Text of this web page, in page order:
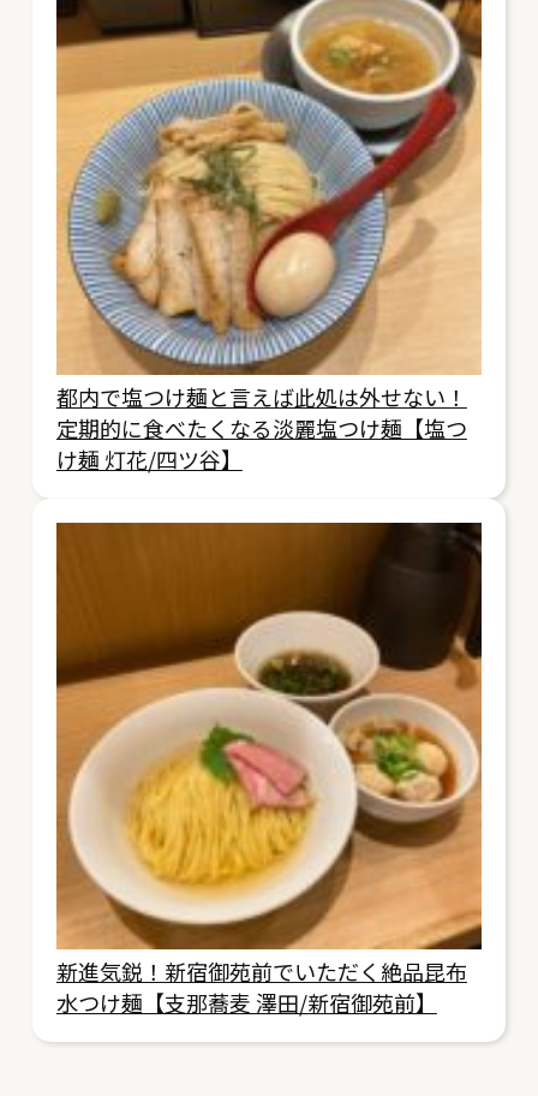
都内で塩つけ麺と言えば此処は外せない！
定期的に食べたくなる淡麗塩つけ麺【塩つ
け麺 灯花/四ツ谷】
新進気鋭！新宿御苑前でいただく絶品昆布
水つけ麺【支那蕎麦 澤田/新宿御苑前】